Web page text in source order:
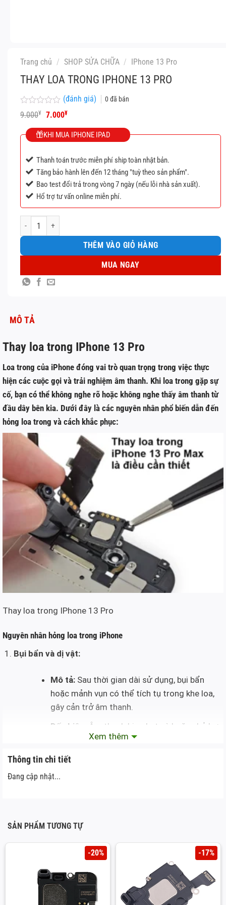
Trang chủ / SHOP SỬA CHỮA / IPhone 13 Pro
THAY LOA TRONG IPHONE 13 PRO
Được
xếp
hạng
0
(đánh giá) 0đã bán
9.000¥
Giá
là:
9.000¥.
7.000¥Giá
tại
là:
KHI MUA IPHONE IPAD
Thanh toán trước miễn phí ship toàn nhật bản.
Tăng bảo hành lên đến 12 tháng "tuỳ theo sản phẩm".
Bao test đổi trả trong vòng 7 ngày (nếu lỗi nhà sản xuất).
Hổ trợ tư vấn online miễn phí.
Thay loa trong IPhone 13 Pro số lượng
THÊM VÀO GIỎ HÀNG
MUA NGAY
MÔ TẢ
Thay loa trong IPhone 13 Pro
Loa trong của iPhone đóng vai trò quan trọng trong việc thực
hiện các cuộc gọi và trải nghiệm âm thanh. Khi loa trong gặp sự
cố, bạn có thể không nghe rõ hoặc không nghe thấy âm thanh từ
đầu dây bên kia. Dưới đây là các nguyên nhân phổ biến dẫn đến
hỏng loa trong và cách khắc phục:
Thay loa trong IPhone 13 Pro
Nguyên nhân hỏng loa trong iPhone
Bụi bẩn và dị vật:
Mô tả: Sau thời gian dài sử dụng, bụi bẩn
hoặc mảnh vụn có thể tích tụ trong khe loa,
gây cản trở âm thanh.
Dấu hiệu:
Âm thanh bị nghẹt, rè hoặc nhỏ hơn
bình thường.
Tiếp xúc với nước hoặc độ ẩm cao:
các linh kiện bên trong loa.
âm thanh bị méo.
Lỗi phần mềm:
Xem thêm
Thông tin chi tiết
Đang cập nhật...
SẢN PHẨM TƯƠNG TỰ
-20% -17%